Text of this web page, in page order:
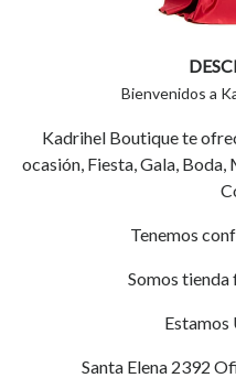
Bienvenidos a
Kadrihel Boutique te
ocasión, Fiesta, Gala,
Tenemos
Somos tienda
Estamos
Santa Elena 2392